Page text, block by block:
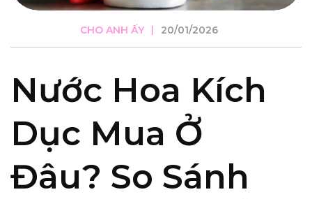
CHO ANH ẤY 20/01/2026
Nước Hoa Kích
Dục Mua Ở
Đâu? So Sánh